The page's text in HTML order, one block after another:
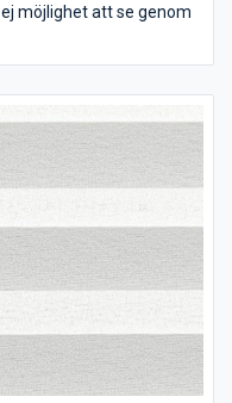
möjlighet att se genom